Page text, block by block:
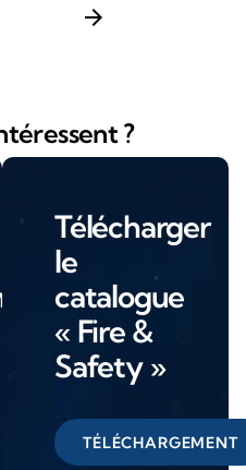
arrow_forward
?
Télécharger
le
catalogue
« Fire &
Safety »
TÉLÉCHARGEMENT